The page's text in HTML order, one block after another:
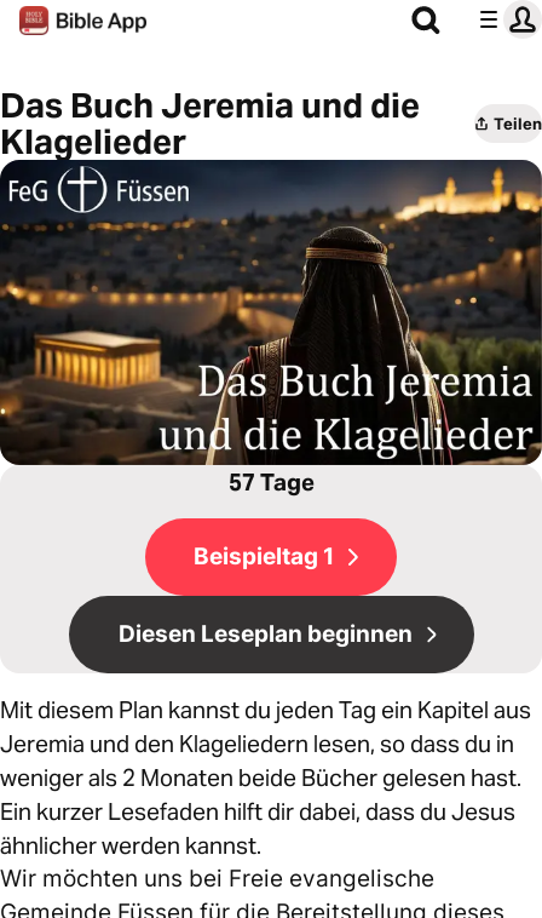
Das Buch Jeremia und die
Klagelieder
Teilen
57 Tage
Beispieltag 1
Diesen Leseplan beginnen
Mit diesem Plan kannst du jeden Tag ein Kapitel aus
Jeremia und den Klageliedern lesen, so dass du in
weniger als 2 Monaten beide Bücher gelesen hast.
Ein kurzer Lesefaden hilft dir dabei, dass du Jesus
ähnlicher werden kannst.
Wir möchten uns bei Freie evangelische